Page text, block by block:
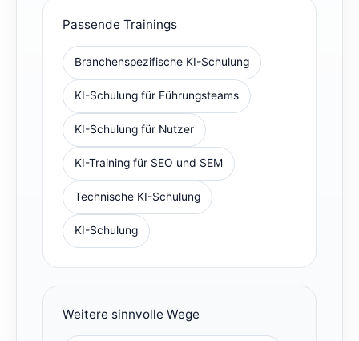
Passende Trainings
Branchenspezifische KI-Schulung
KI-Schulung für Führungsteams
KI-Schulung für Nutzer
KI-Training für SEO und SEM
Technische KI-Schulung
KI-Schulung
Weitere sinnvolle Wege